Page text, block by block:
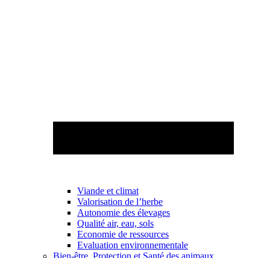
Viande et climat
Valorisation de l’herbe
Autonomie des élevages
Qualité air, eau, sols
Economie de ressources
Evaluation environnementale
Bien-être, Protection et Santé des animaux